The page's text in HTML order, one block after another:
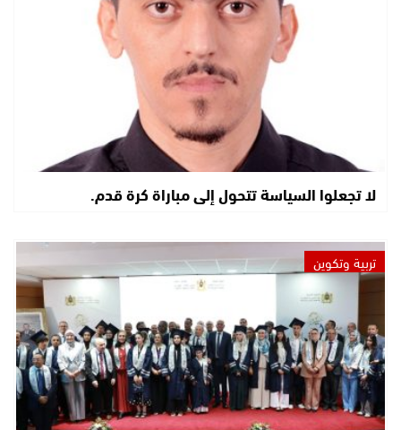
لا تجعلوا السياسة تتحول إلى مباراة كرة قدم.
تربية وتكوين